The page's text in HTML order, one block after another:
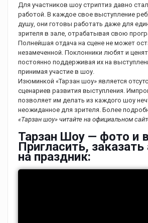
Для участников шоу стриптиз давно
работой. В каждое свое выступление
душу, они готовы работать даже для
зрителя в зале, отрабатывая свою
Полнейшая отдача на сцене не может
незамеченной. Поклонники любят и
постоянно поддерживая их на
принимая участие в шоу.
Изюминкой «Тарзан шоу» является
сценариев развития выступления.
позволяет им делать из каждого шоу
неожиданное для зрителя. Более
«Тарзан шоу» читайте на официальном
Тарзан Шоу — фото и
Пригласить, заказать
на праздник: